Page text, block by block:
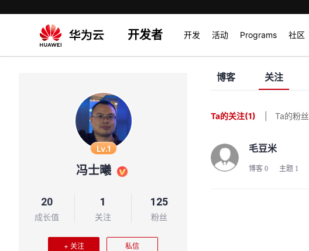
开发者 开发 活动 Programs 社区
Lv.1
冯士曦
20
成长值
1
关注
125
粉丝
+ 关注 私信
博客 关注
Ta的关注(1) Ta的粉丝
毛豆米
博客 0 主题 1